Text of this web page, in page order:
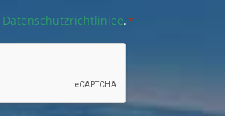
Datenschutzrichtliniee.*